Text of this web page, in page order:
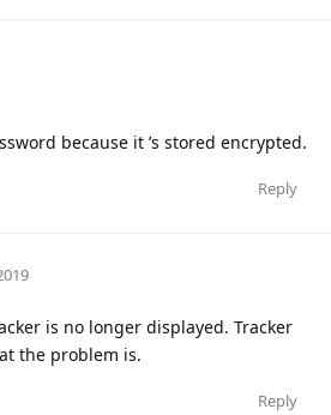
because it ’s stored encrypted.
Reply
is no longer displayed. Tracker
the problem is.
Reply